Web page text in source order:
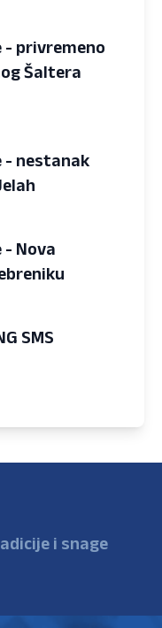
- privremeno
Šaltera
- nestanak
- Nova
SMS
i snage